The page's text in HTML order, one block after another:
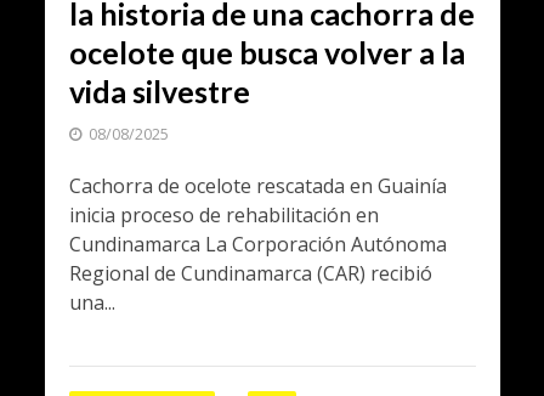
la historia de una cachorra de
ocelote que busca volver a la
vida silvestre
08/08/2025
Cachorra de ocelote rescatada en Guainía
inicia proceso de rehabilitación en
Cundinamarca La Corporación Autónoma
Regional de Cundinamarca (CAR) recibió
una...